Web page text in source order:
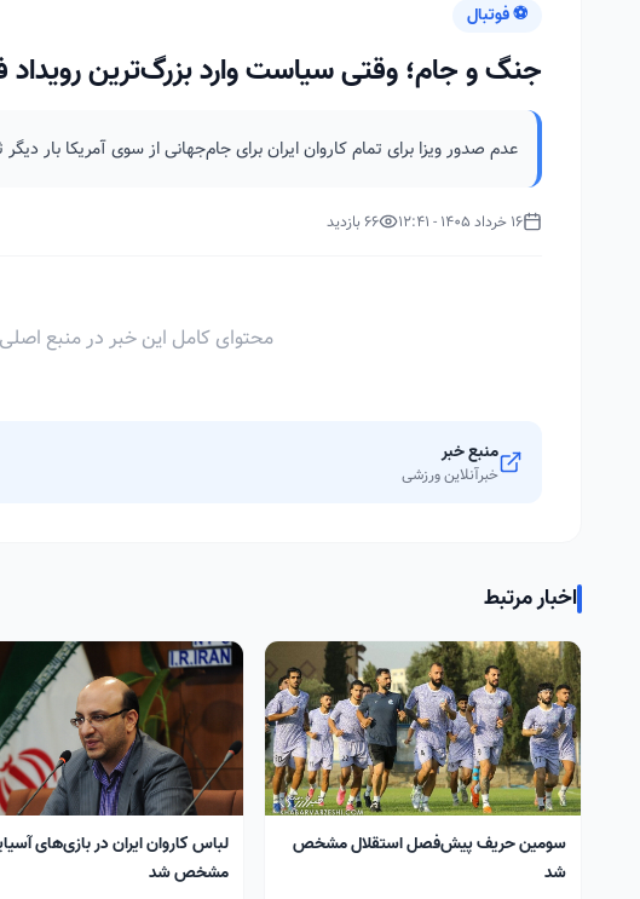
⚽ فوتبال
جنگ و جام؛ وقتی سیاست وارد بزرگ‌ترین
عدم صدور ویزا برای تمام کاروان ایران برای جام‌جهانی از سوی آمریکا بار
16 خرداد 1405 - 12:41 66 بازدید
محتوای کامل این خبر در منبع
منبع خبر
خبرآنلاین ورزشی
اخبار مرتبط
سومین حریف پیش‌فصل استقلال مشخص
شد
لباس کاروان ایران در بازی‌های
مشخص شد